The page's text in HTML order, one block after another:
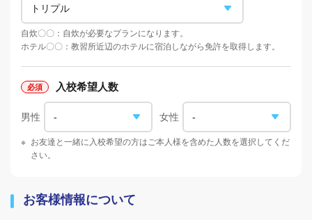
自炊〇〇：自炊が必要なプランになります。
ホテル〇〇：教習所近辺のホテルに宿泊しながら免許を取得します。
入校希望人数
男性 女性
※ お友達と一緒に入校希望の方はご本人様を含めた人数を選択してくだ
さい。
お客様情報について